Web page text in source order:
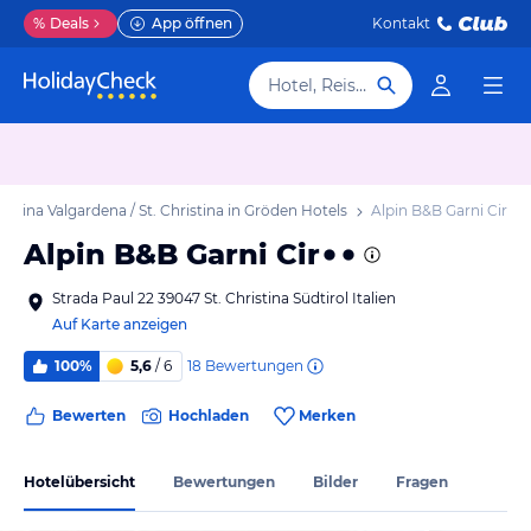
% Deals App öffnen Kontakt
Hotel, Reiseziel
Valgardena / St. Christina in Gröden Hotels Alpin B&B Garni Cir
Alpin B&B Garni Cir
Strada Paul 22 39047 St. Christina Südtirol Italien
Auf Karte anzeigen
100% 5,6 / 6 18 Bewertungen
Bewerten Hochladen Merken
Hotelübersicht Bewertungen Bilder Fragen